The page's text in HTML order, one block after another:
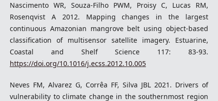
Nascimento WR, Souza-Filho PWM, Proisy C, Lucas RM,
Rosenqvist A 2012. Mapping changes in the largest
continuous Amazonian mangrove belt using object-based
classification of multisensor satellite imagery. Estuarine,
Coastal and Shelf Science 117: 83-93.
https://doi.org/10.1016/j.ecss.2012.10.005
Neves FM, Alvarez G, Corrêa FF, Silva JBL 2021. Drivers of
vulnerability to climate change in the southernmost region